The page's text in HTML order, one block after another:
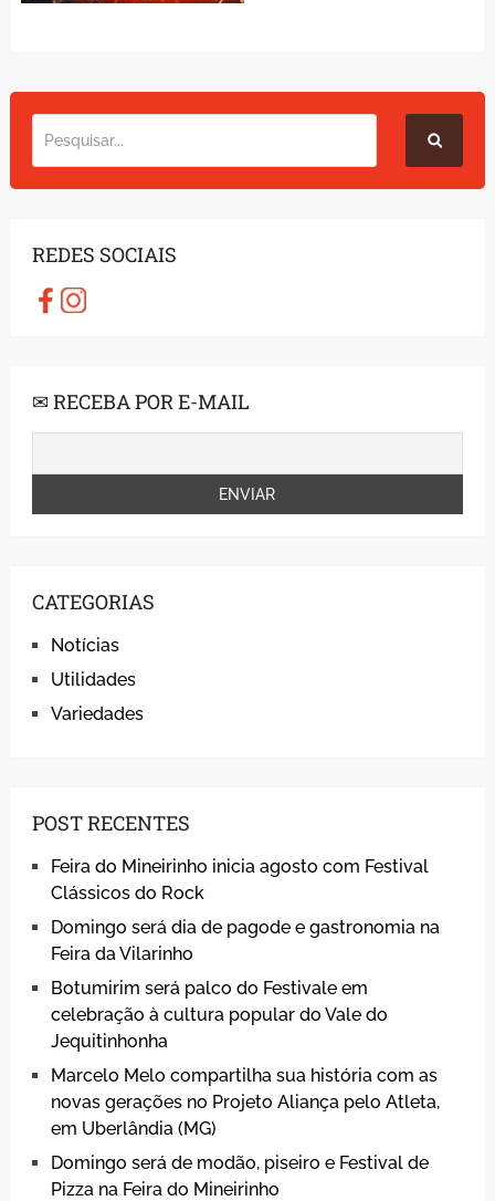
REDES SOCIAIS
✉ RECEBA POR E-MAIL
CATEGORIAS
Notícias
Utilidades
Variedades
POST RECENTES
Feira do Mineirinho inicia agosto com Festival
Clássicos do Rock
Domingo será dia de pagode e gastronomia na
Feira da Vilarinho
Botumirim será palco do Festivale em
celebração à cultura popular do Vale do
Jequitinhonha
Marcelo Melo compartilha sua história com as
novas gerações no Projeto Aliança pelo Atleta,
em Uberlândia (MG)
Domingo será de modão, piseiro e Festival de
Pizza na Feira do Mineirinho